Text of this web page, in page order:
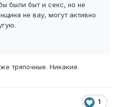
были быт и секс, но не
не вау, могут активно
тряпочные. Никакие.
1